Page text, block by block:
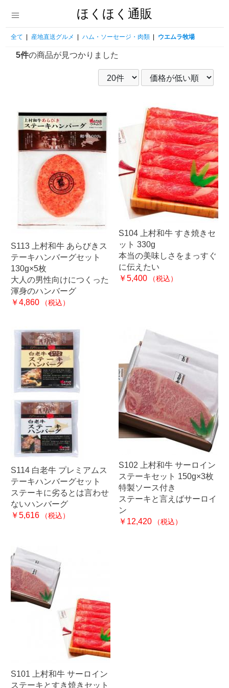
ほくほく通販
全て 産地直送グルメ ハム・ソーセージ・肉類 ウエムラ牧場
5件の商品が見つかりました
S113 上村和牛 あらびきス
テーキハンバーグセット
130g×5枚
大人の男性向けにつくった
渾身のハンバーグ
￥4,860
（税込）
S104 上村和牛 すき焼きセ
ット 330g
本当の美味しさをまっすぐ
に伝えたい
￥5,400
（税込）
S114 白老牛 プレミアムス
テーキハンバーグセット
ステーキに劣るとは言わせ
ないハンバーグ
￥5,616
（税込）
S102 上村和牛 サーロイン
ステーキセット 150g×3枚
特製ソース付き
ステーキと言えばサーロイ
ン
￥12,420
（税込）
S101 上村和牛 サーロイン
ステーキとすき焼きセット